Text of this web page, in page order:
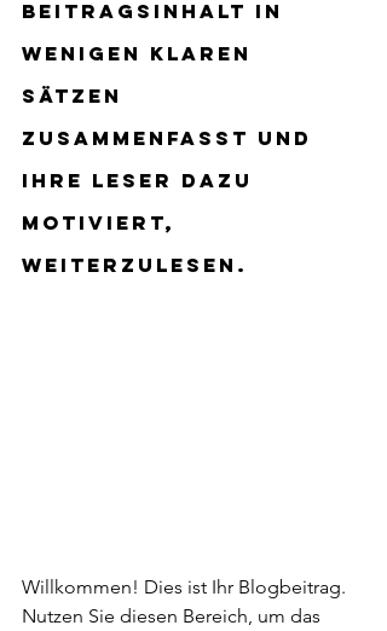
Beitragsinhalt in
wenigen klaren
Sätzen
zusammenfasst und
Ihre Leser dazu
motiviert,
weiterzulesen.
Willkommen! Dies ist Ihr Blogbeitrag.
Nutzen Sie diesen Bereich, um das